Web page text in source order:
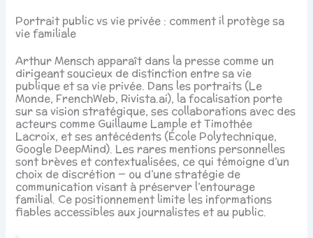
Portrait public vs vie privée : comment il protège sa
vie familiale
Arthur Mensch apparaît dans la presse comme un
dirigeant soucieux de distinction entre sa vie
publique et sa vie privée. Dans les portraits (Le
Monde, FrenchWeb, Rivista.ai), la focalisation porte
sur sa vision stratégique, ses collaborations avec des
acteurs comme Guillaume Lample et Timothée
Lacroix, et ses antécédents (École Polytechnique,
Google DeepMind). Les rares mentions personnelles
sont brèves et contextualisées, ce qui témoigne d’un
choix de discrétion — ou d’une stratégie de
communication visant à préserver l’entourage
familial. Ce positionnement limite les informations
fiables accessibles aux journalistes et au public.